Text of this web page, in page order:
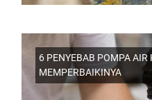
6 PENYEBAB POMPA AIR
MEMPERBAIKINYA